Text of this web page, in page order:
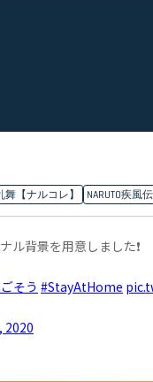
舞【ナルコレ】 NARUTO疾風伝
ル背景を用意しました❗️
そう #StayAtHome
2020